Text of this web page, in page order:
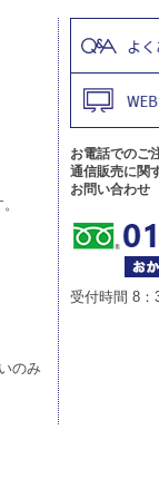
のみ
お電話でのご
通信販売に関
お問い合わせ
受付時間 8：